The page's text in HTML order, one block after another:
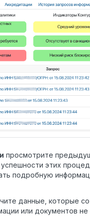
просмотрите
этих
подробную
данные, которые
или документов не